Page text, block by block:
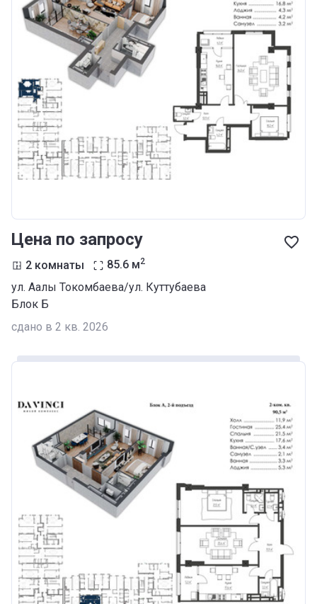
Цена по запросу
2 комнаты 85.6 м2
ул. Аалы Токомбаева/ул. Куттубаева
Блок Б
сдано в 2 кв. 2026